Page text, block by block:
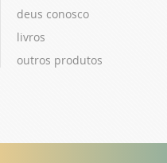
deus conosco
livros
outros produtos